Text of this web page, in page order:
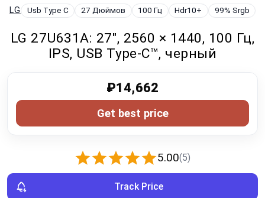
Home
Search
Categories
Brands
Global Price Tracker
Blog
LG Usb Type C 27 Дюймов 100 Гц Hdr10+ 99% Srgb
LG 27U631A: 27", 2560 × 1440, 100 Гц,
IPS, USB Type-C™, черный
5.00(5)
₽14,662
Get best price
Track Price